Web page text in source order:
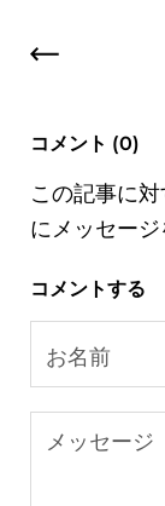
コメント (0)
この記事に
にメッセージ
コメントする